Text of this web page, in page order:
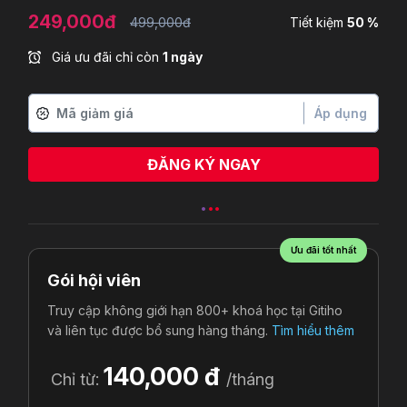
249,000đ 499,000đ Tiết kiệm 50 %
Giá ưu đãi chỉ còn 1 ngày
Áp dụng
ĐĂNG KÝ NGAY
Bùi Duy Quangvừa đăng kýƯu đãi tốt nhất
Gói hội viên
Truy cập không giới hạn 800+ khoá học tại Gitiho
và liên tục được bổ sung hàng tháng. Tìm hiểu thêm
Chỉ từ: 140,000 đ /tháng